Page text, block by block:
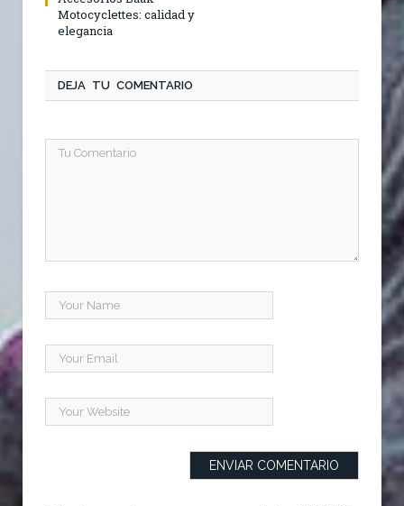
Motocyclettes: calidad y
elegancia
DEJA TU COMENTARIO